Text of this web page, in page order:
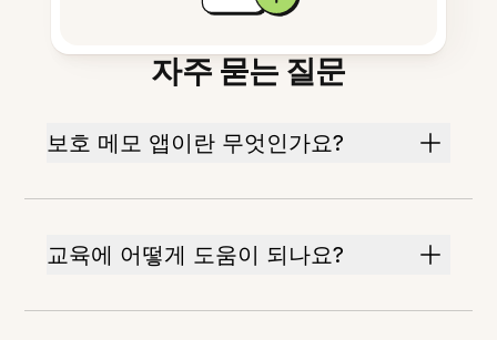
자주 묻는 질문
보호 메모 앱이란 무엇인가요?
교육에 어떻게 도움이 되나요?